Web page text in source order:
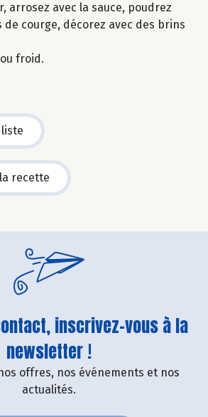
arrosez avec la sauce, poudrez
de courge, décorez avec des brins
froid.
liste
recette
inscrivez-vous à la
newsletter !
offres, nos événements et nos
actualités.